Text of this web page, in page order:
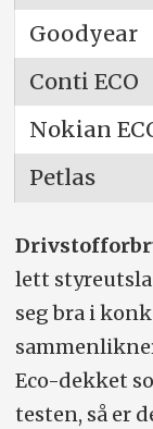
Goodyear
Conti ECO
Nokian
Petlas
lett
seg bra i
Eco-dekket
testen, så er